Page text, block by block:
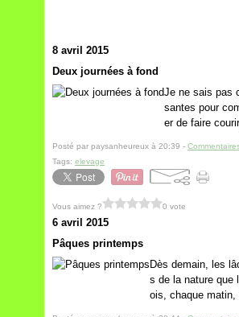
8 avril 2015
Deux journées à fond
Je ne sais pas
santes pour
er de faire
Posté par paysanheureux à 20:39 -
Tags: elevage
Vous aimez ? 0 vote
6 avril 2015
Pâques printemps
Dès demain, les
s de la nature que
ois, chaque